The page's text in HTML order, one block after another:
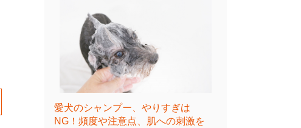
愛犬のシャンプー、やりすぎは
NG！頻度や注意点、肌への刺激を